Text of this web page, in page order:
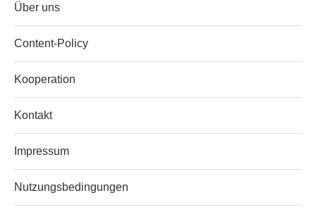
Über uns
Content‑Policy
Kooperation
Kontakt
Impressum
Nutzungsbedingungen